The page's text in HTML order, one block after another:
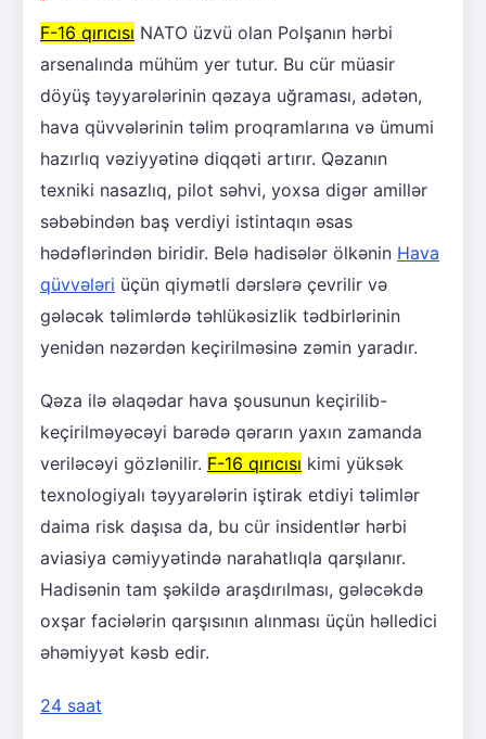
F-16 qırıcısı NATO üzvü olan Polşanın hərbi
arsenalında mühüm yer tutur. Bu cür müasir
döyüş təyyarələrinin qəzaya uğraması, adətən,
hava qüvvələrinin təlim proqramlarına və ümumi
hazırlıq vəziyyətinə diqqəti artırır. Qəzanın
texniki nasazlıq, pilot səhvi, yoxsa digər amillər
səbəbindən baş verdiyi istintaqın əsas
hədəflərindən biridir. Belə hadisələr ölkənin Hava
qüvvələri üçün qiymətli dərslərə çevrilir və
gələcək təlimlərdə təhlükəsizlik tədbirlərinin
yenidən nəzərdən keçirilməsinə zəmin yaradır.
Qəza ilə əlaqədar hava şousunun keçirilib-
keçirilməyəcəyi barədə qərarın yaxın zamanda
veriləcəyi gözlənilir. F-16 qırıcısı kimi yüksək
texnologiyalı təyyarələrin iştirak etdiyi təlimlər
daima risk daşısa da, bu cür insidentlər hərbi
aviasiya cəmiyyətində narahatlıqla qarşılanır.
Hadisənin tam şəkildə araşdırılması, gələcəkdə
oxşar faciələrin qarşısının alınması üçün həlledici
əhəmiyyət kəsb edir.
24 saat